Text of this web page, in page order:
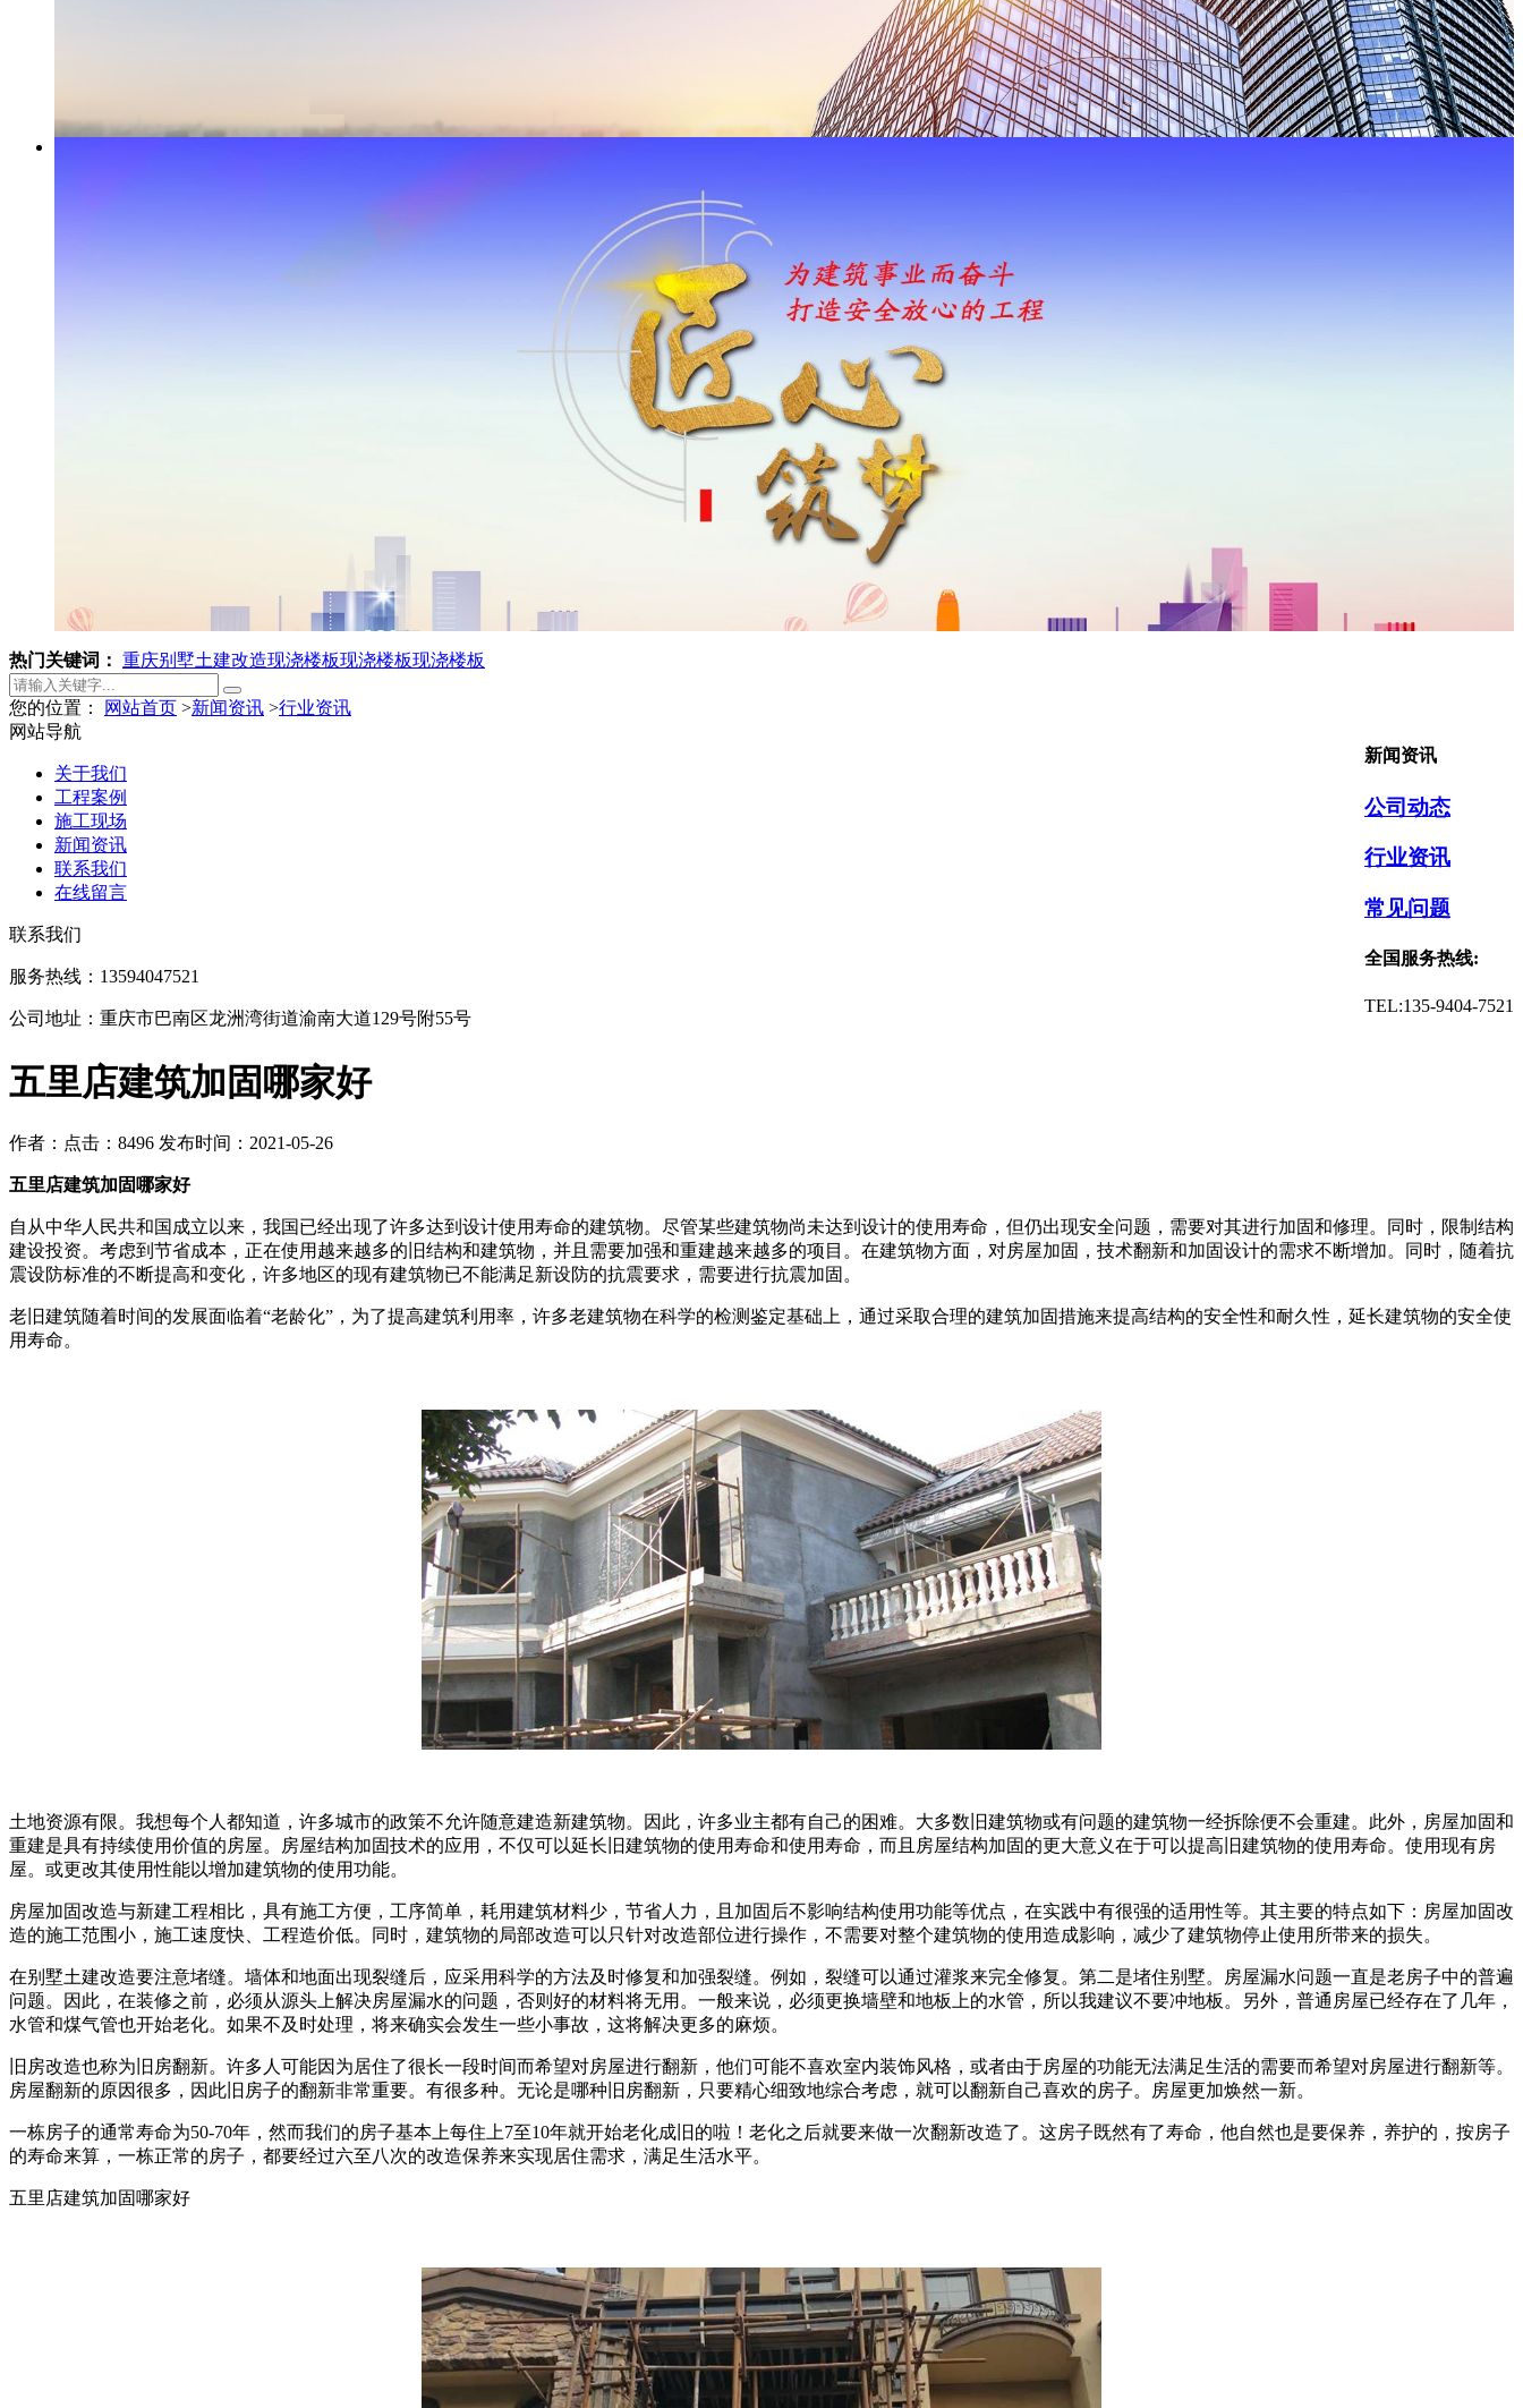
热门关键词： 重庆别墅土建改造现浇楼板现浇楼板现浇楼板
您的位置： 网站首页 >新闻资讯 >行业资讯
新闻资讯
公司动态
行业资讯
常见问题
全国服务热线:
TEL:135-9404-7521
五里店建筑加固哪家好
作者： 点击：8496 发布时间：2021-05-26
五里店建筑加固哪家好
自从中华人民共和国成立以来，我国已经出现了许多达到设计使用寿命的建筑物。尽管某些建筑物尚未达到设计的使用寿命，但仍出现安全问题，需要对其进行加固和修理。同时，限制结构
建设投资。考虑到节省成本，正在使用越来越多的旧结构和建筑物，并且需要加强和重建越来越多的项目。在建筑物方面，对房屋加固，技术翻新和加固设计的需求不断增加。同时，随着抗
震设防标准的不断提高和变化，许多地区的现有建筑物已不能满足新设防的抗震要求，需要进行抗震加固。
老旧建筑随着时间的发展面临着“老龄化”，为了提高建筑利用率，许多老建筑物在科学的检测鉴定基础上，通过采取合理的建筑加固措施来提高结构的安全性和耐久性，延长建筑物的安全使
用寿命。
土地资源有限。我想每个人都知道，许多城市的政策不允许随意建造新建筑物。因此，许多业主都有自己的困难。大多数旧建筑物或有问题的建筑物一经拆除便不会重建。此外，房屋加固和
重建是具有持续使用价值的房屋。房屋结构加固技术的应用，不仅可以延长旧建筑物的使用寿命和使用寿命，而且房屋结构加固的更大意义在于可以提高旧建筑物的使用寿命。使用现有房
屋。或更改其使用性能以增加建筑物的使用功能。
房屋加固改造与新建工程相比，具有施工方便，工序简单，耗用建筑材料少，节省人力，且加固后不影响结构使用功能等优点，在实践中有很强的适用性等。其主要的特点如下：房屋加固改
造的施工范围小，施工速度快、工程造价低。同时，建筑物的局部改造可以只针对改造部位进行操作，不需要对整个建筑物的使用造成影响，减少了建筑物停止使用所带来的损失。
在别墅土建改造要注意堵缝。墙体和地面出现裂缝后，应采用科学的方法及时修复和加强裂缝。例如，裂缝可以通过灌浆来完全修复。第二是堵住别墅。房屋漏水问题一直是老房子中的普遍
问题。因此，在装修之前，必须从源头上解决房屋漏水的问题，否则好的材料将无用。一般来说，必须更换墙壁和地板上的水管，所以我建议不要冲地板。另外，普通房屋已经存在了几年，
水管和煤气管也开始老化。如果不及时处理，将来确实会发生一些小事故，这将解决更多的麻烦。
旧房改造也称为旧房翻新。许多人可能因为居住了很长一段时间而希望对房屋进行翻新，他们可能不喜欢室内装饰风格，或者由于房屋的功能无法满足生活的需要而希望对房屋进行翻新等。
房屋翻新的原因很多，因此旧房子的翻新非常重要。有很多种。无论是哪种旧房翻新，只要精心细致地综合考虑，就可以翻新自己喜欢的房子。房屋更加焕然一新。
一栋房子的通常寿命为50-70年，然而我们的房子基本上每住上7至10年就开始老化成旧的啦！老化之后就要来做一次翻新改造了。这房子既然有了寿命，他自然也是要保养，养护的，按房子
的寿命来算，一栋正常的房子，都要经过六至八次的改造保养来实现居住需求，满足生活水平。
五里店建筑加固哪家好
网站导航
关于我们
工程案例
施工现场
新闻资讯
联系我们
在线留言
联系我们
服务热线：13594047521
公司地址：重庆市巴南区龙洲湾街道渝南大道129号附55号